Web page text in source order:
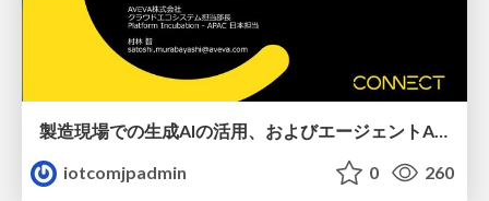
製造現場での生成AIの活用、およびエージェントAIの実装のあり方、AVEVAの取り組み
iotcomjpadmin
0 260